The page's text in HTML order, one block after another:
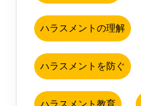
ハラスメントの理解
ハラスメントを防ぐ
ハラスメント教育